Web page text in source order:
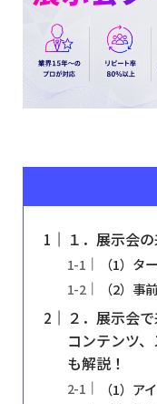
１．展示会
（1）タ
（2）事
２．展示会
コンテンツ
も解説！
（1）ア